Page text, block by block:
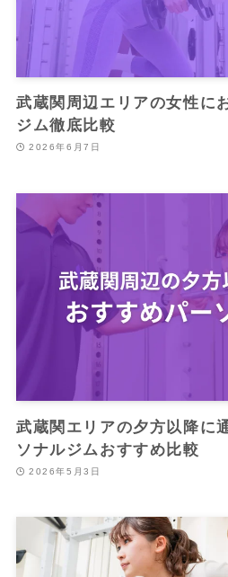
武蔵関周辺エリアの女性に
ジム徹底比較
2026年6月7日
武蔵関エリアの夕方以降に
ソナルジムおすすめ比較
2026年5月3日